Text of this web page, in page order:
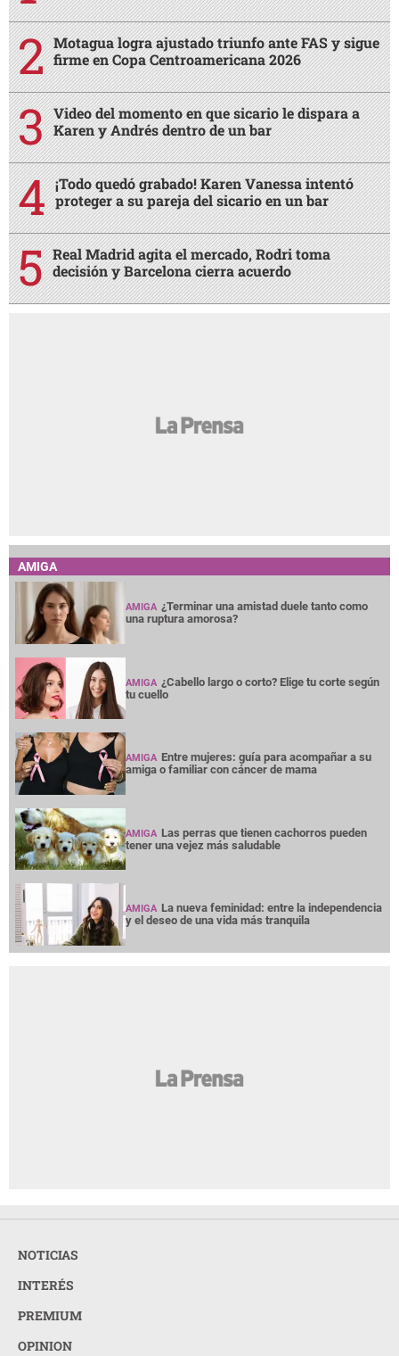
Motagua logra ajustado triunfo ante FAS y sigue
firme en Copa Centroamericana 2026
Video del momento en que sicario le dispara a
Karen y Andrés dentro de un bar
¡Todo quedó grabado! Karen Vanessa intentó
proteger a su pareja del sicario en un bar
Real Madrid agita el mercado, Rodri toma
decisión y Barcelona cierra acuerdo
AMIGA
AMIGA ¿Terminar una amistad duele tanto como
una ruptura amorosa?
AMIGA ¿Cabello largo o corto? Elige tu corte según
tu cuello
AMIGA Entre mujeres: guía para acompañar a su
amiga o familiar con cáncer de mama
AMIGA Las perras que tienen cachorros pueden
tener una vejez más saludable
AMIGA La nueva feminidad: entre la independencia
y el deseo de una vida más tranquila
NOTICIAS
INTERÉS
PREMIUM
OPINION